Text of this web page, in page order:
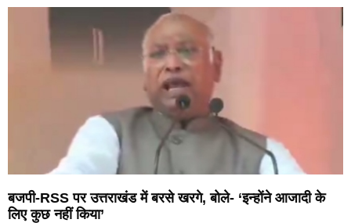
बजपी-RSS पर उत्तराखंड में बरसे खरगे, बोले- ‘इन्होंने आजादी के
लिए कुछ नहीं किया’